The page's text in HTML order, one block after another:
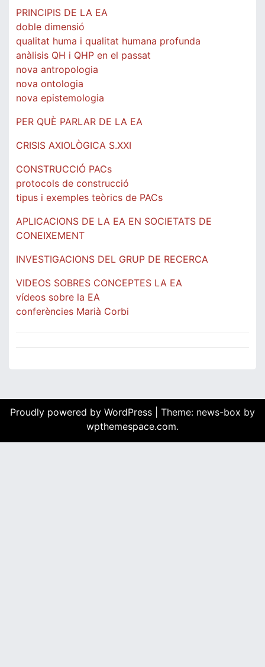
PRINCIPIS DE LA EA
doble dimensió
qualitat huma i qualitat humana profunda
anàlisis QH i QHP en el passat
nova antropologia
nova ontologia
nova epistemologia
PER QUÈ PARLAR DE LA EA
CRISIS AXIOLÒGICA S.XXI
CONSTRUCCIÓ PACs
protocols de construcció
tipus i exemples teòrics de PACs
APLICACIONS DE LA EA EN SOCIETATS DE
CONEIXEMENT
INVESTIGACIONS DEL GRUP DE RECERCA
VIDEOS SOBRES CONCEPTES LA EA
vídeos sobre la EA
conferències Marià Corbi
Proudly powered by WordPress
Theme: news-box by
wpthemespace.com.